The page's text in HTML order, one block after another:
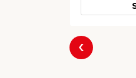
Forrige